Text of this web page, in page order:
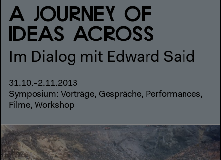
A JOURNEY OF
IDEAS ACROSS
Im Dialog mit Edward Said
31.10.–2.11.2013
Symposium: Vorträge, Gespräche, Performances,
Filme, Workshop